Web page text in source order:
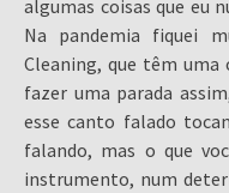
algumas coisas que eu
Na pandemia fiquei
Cleaning, que têm uma
fazer uma parada
esse canto falado
falando, mas o que
instrumento, num